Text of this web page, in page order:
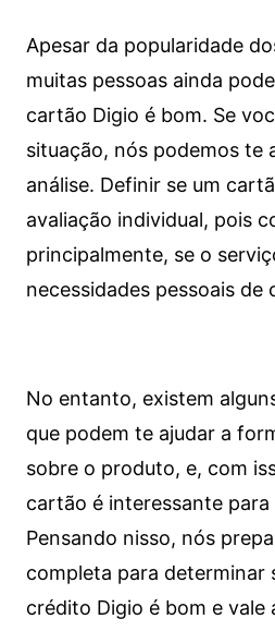
Apesar da popularidade
muitas pessoas ainda
cartão Digio é bom. Se
situação, nós podemos te
análise. Definir se um
avaliação individual, pois
principalmente, se o
necessidades pessoais de
No entanto, existem
que podem te ajudar a
sobre o produto, e, com
cartão é interessante para
Pensando nisso, nós
completa para determinar
crédito Digio é bom e vale